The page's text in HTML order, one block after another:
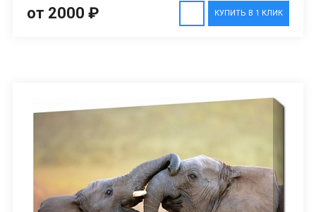
КУПИТЬ В 1 КЛИК
от 2000 ₽